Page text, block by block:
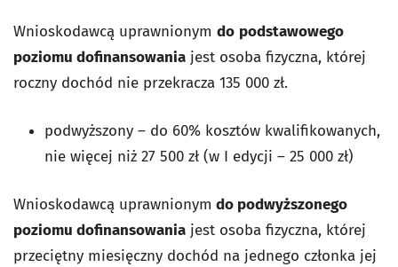
Wnioskodawcą uprawnionym do podstawowego
poziomu dofinansowania jest osoba fizyczna, której
roczny dochód nie przekracza 135 000 zł.
podwyższony – do 60% kosztów kwalifikowanych,
nie więcej niż 27 500 zł (w I edycji – 25 000 zł)
Wnioskodawcą uprawnionym do podwyższonego
poziomu dofinansowania jest osoba fizyczna, której
przeciętny miesięczny dochód na jednego członka jej